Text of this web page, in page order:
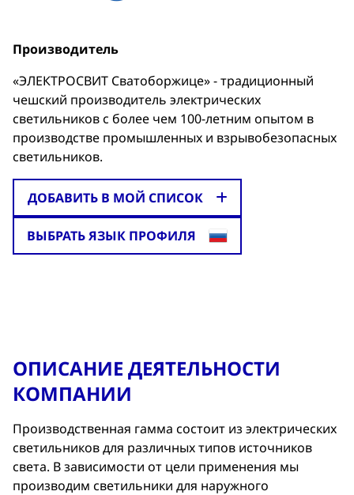
Производитель
«ЭЛЕКТРОСВИТ Сватоборжице» - традиционный
чешский производитель электрических
светильников с более чем 100-летним опытом в
производстве промышленных и взрывобезопасных
светильников.
ДОБАВИТЬ В МОЙ СПИСОК
ВЫБРАТЬ ЯЗЫК ПРОФИЛЯ
ОПИСАНИЕ ДЕЯТЕЛЬНОСТИ
КОМПАНИИ
Производственная гамма cостоит из электрических
светильников для различных типов источников
света. В зависимости от цели применения мы
производим светильники для наружного